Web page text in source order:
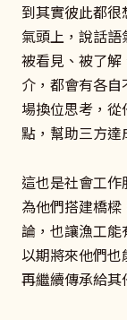
到其實彼此都
氣頭上，說話
被看見、被了
介，都會有各
場換位思考，
點，幫助三方達
這也是社會工
為他們搭建橋
論，也讓漁工能
以期將來他們
再繼續傳承給其